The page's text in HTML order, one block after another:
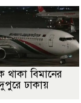
বিমানের
ঢাকায়